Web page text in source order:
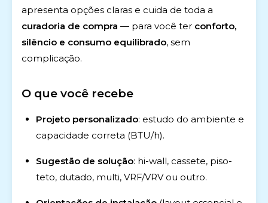
apresenta opções claras e cuida de toda a
curadoria de compra — para você ter conforto,
silêncio e consumo equilibrado, sem
complicação.
O que você recebe
Projeto personalizado: estudo do ambiente e
capacidade correta (BTU/h).
Sugestão de solução: hi-wall, cassete, piso-
teto, dutado, multi, VRF/VRV ou outro.